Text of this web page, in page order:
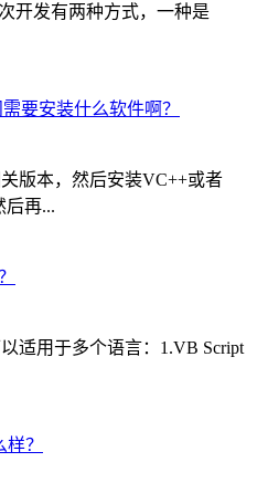
开发有两种方式，一种是
要安装什么软件啊？
版本，然后安装VC++或者
后再...
适用于多个语言：1.VB Script
？